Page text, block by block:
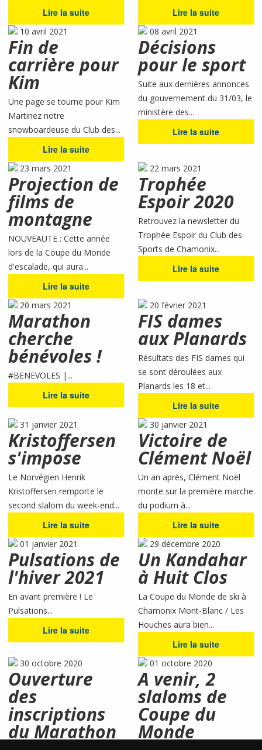
Lire la suite Lire la suite
10 avril 2021
Fin de
carrière pour
Kim
Une page se tourne pour Kim
Martinez notre
snowboardeuse du Club des...
Lire la suite
08 avril 2021
Décisions
pour le sport
Suite aux dernières annonces
du gouvernement du 31/03, le
ministère des...
Lire la suite
23 mars 2021
Projection de
films de
montagne
NOUVEAUTE : Cette année
lors de la Coupe du Monde
d'escalade, qui aura...
Lire la suite
22 mars 2021
Trophée
Espoir 2020
Retrouvez la newsletter du
Trophée Espoir du Club des
Sports de Chamonix...
Lire la suite
20 mars 2021
Marathon
cherche
bénévoles !
#BENEVOLES |...
Lire la suite
20 février 2021
FIS dames
aux Planards
Résultats des FIS dames qui
se sont déroulées aux
Planards les 18 et...
Lire la suite
31 janvier 2021
Kristoffersen
s'impose
Le Norvégien Henrik
Kristoffersen remporte le
second slalom du week-end...
Lire la suite
30 janvier 2021
Victoire de
Clément Noël
Un an après, Clément Noël
monte sur la première marche
du podium à...
Lire la suite
01 janvier 2021
Pulsations de
l'hiver 2021
En avant première ! Le
Pulsations...
Lire la suite
29 décembre 2020
Un Kandahar
à Huit Clos
La Coupe du Monde de ski à
Chamonix Mont-Blanc / Les
Houches aura bien...
Lire la suite
30 octobre 2020
Ouverture
des
inscriptions
du Marathon
01 octobre 2020
A venir, 2
slaloms de
Coupe du
Monde